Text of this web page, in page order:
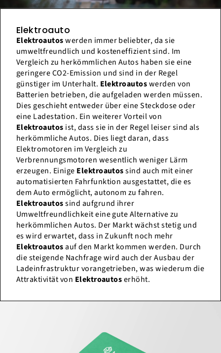
Elektroauto
Elektroautoswerden immer beliebter, da sie
umweltfreundlich und kosteneffizient sind. Im
Vergleich zu herkömmlichen Autos haben sie eine
geringere CO2-Emission und sind in der Regel
günstiger im Unterhalt. Elektroautoswerden von
Batterien betrieben, die aufgeladen werden müssen.
Dies geschieht entweder über eine Steckdose oder
eine Ladestation. Ein weiterer Vorteil von
Elektroautos ist, dass sie in der Regel leiser sind als
herkömmliche Autos. Dies liegt daran, dass
Elektromotoren im Vergleich zu
Verbrennungsmotoren wesentlich weniger Lärm
erzeugen. Einige Elektroautossind auch mit einer
automatisierten Fahrfunktion ausgestattet, die es
dem Auto ermöglicht, autonom zu fahren.
Elektroautossind aufgrund ihrer
Umweltfreundlichkeit eine gute Alternative zu
herkömmlichen Autos. Der Markt wächst stetig und
es wird erwartet, dass in Zukunft noch mehr
Elektroautosauf den Markt kommen werden. Durch
die steigende Nachfrage wird auch der Ausbau der
Ladeinfrastruktur vorangetrieben, was wiederum die
Attraktivität von Elektroautoserhöht.